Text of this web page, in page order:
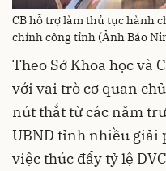
CB hỗ trợ làm thủ tục hành
chính công tỉnh (Ảnh Báo
Theo Sở Khoa học và
với vai trò cơ quan
nút thắt từ các năm
UBND tỉnh nhiều giải
việc thúc đẩy tỷ lệ